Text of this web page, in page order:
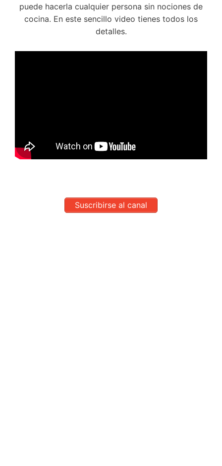
puede hacerla cualquier persona sin nociones de
cocina. En este sencillo video tienes todos los
detalles.
Suscribirse al canal